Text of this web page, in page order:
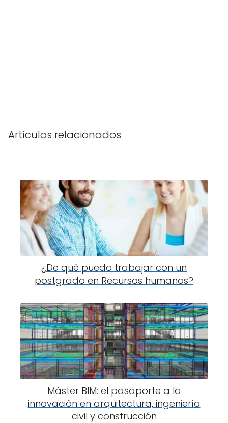
Artículos relacionados
¿De qué puedo trabajar con un
postgrado en Recursos humanos?
Máster BIM: el pasaporte a la
innovación en arquitectura, ingeniería
civil y construcción